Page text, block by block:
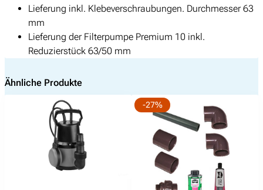
P
e
Lieferung inkl. Klebeverschraubungen. Durchmesser 63
mm
Lieferung der Filterpumpe Premium 10 inkl.
Reduzierstück 63/50 mm
Ähnliche Produkte
-27%